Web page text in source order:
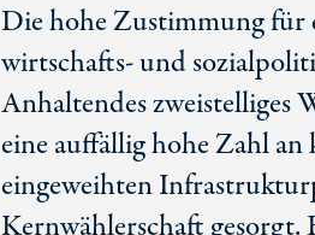
Die hohe Zustimmung für
wirtschafts- und
Anhaltendes zweistelliges
eine auffällig hohe Zahl
eingeweihten